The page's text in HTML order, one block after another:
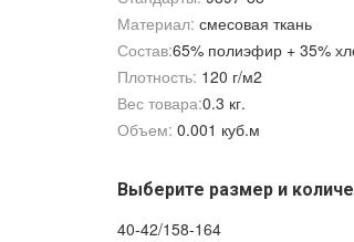
Материал: смесовая ткань
Состав:65% полиэфир + 35%
Плотность: 120 г/м2
Вес товара:0.3 кг.
Объем: 0.001 куб.м
Выберите размер и
40-42/158-164